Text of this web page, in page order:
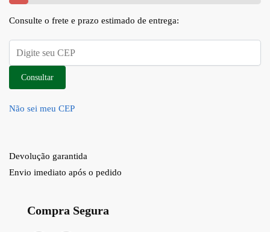
Consulte o frete e prazo estimado de entrega:
Consultar
Não sei meu CEP
Devolução garantida
Envio imediato após o pedido
Compra Segura